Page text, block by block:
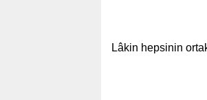
Lâkin hepsinin